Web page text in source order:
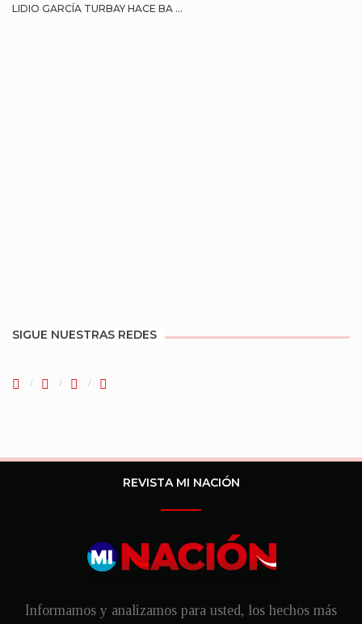
LIDIO GARCÍA TURBAY HACE BA ...
SIGUE NUESTRAS REDES
REVISTA MI NACIÓN
Informamos y analizamos para usted, los hechos más